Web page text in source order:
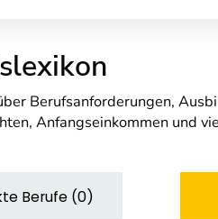
Berufsanforderungen,
Anfangseinkommen und
Berufe (0)